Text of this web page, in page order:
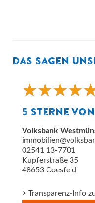
Das sagen
★★★★
★★★★
5 Sterne von
Volksbank
02541 13-7701
Kupferstraße 35
48653 Coesfeld
> Transparenz-Info